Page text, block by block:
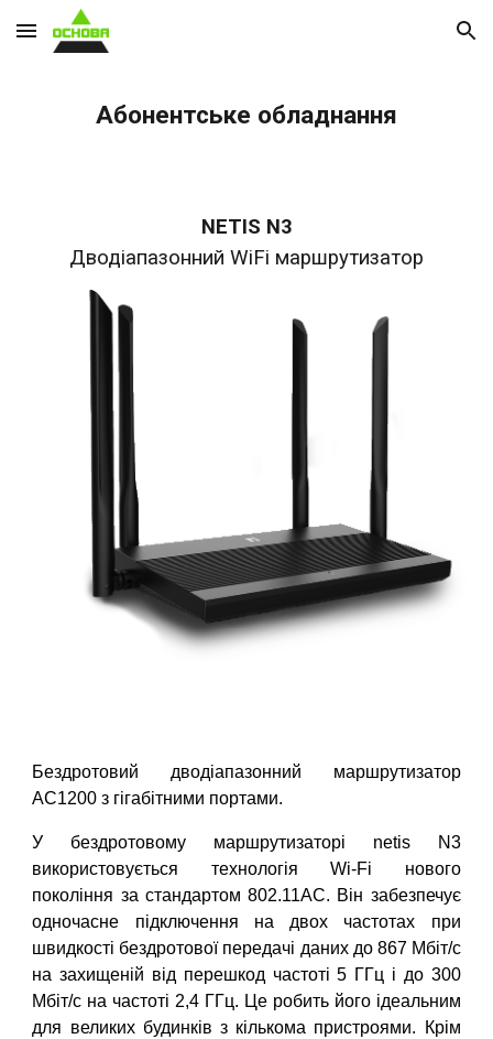
Skip to main content Skip to navigation
Абонентське обладнання
NETIS N3
Дводіапазонний WiFi маршрутизатор
Бездротовий дводіапазонний маршрутизатор
АС1200 з гігабітними портами.
У бездротовому маршрутизаторі netis N3
використовується технологія Wi-Fi нового
покоління за стандартом 802.11AC. Він забезпечує
одночасне підключення на двох частотах при
швидкості бездротової передачі даних до 867 Мбіт/с
на захищеній від перешкод частоті 5 ГГц і до 300
Мбіт/с на частоті 2,4 ГГц. Це робить його ідеальним
для великих будинків з кількома пристроями. Крім